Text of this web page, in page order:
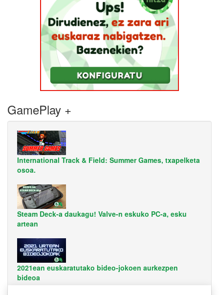
GamePlay +
International Track & Field: Summer Games, txapelketa
osoa.
Steam Deck-a daukagu! Valve-n eskuko PC-a, esku
artean
2021ean euskaratutako bideo-jokoen aurkezpen
bideoa